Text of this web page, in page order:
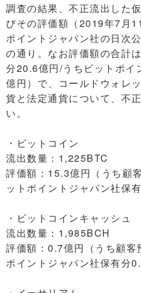
調査の結果、不正流出した
びその評価額（2019年7月
ポイントジャパン社の日次
の通り。なお評価額の合計
分20.6億円/うちビットポイ
億円）で、コールドウォレ
貨と法定通貨について、不
い。
・ビットコイン
流出数量：1,225BTC
評価額：15.3億円（うち顧
ットポイントジャパン社保
・ビットコインキャッシュ
流出数量：1,985BCH
評価額：0.7億円（うち顧客
ポイントジャパン社保有分